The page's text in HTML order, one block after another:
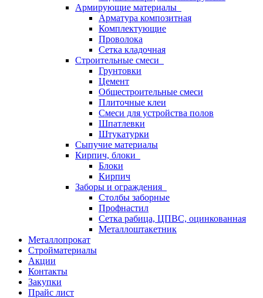
Армирующие материалы
Арматура композитная
Комплектующие
Проволока
Сетка кладочная
Строительные смеси
Грунтовки
Цемент
Общестроительные смеси
Плиточные клеи
Смеси для устройства полов
Шпатлевки
Штукатурки
Сыпучие материалы
Кирпич, блоки
Блоки
Кирпич
Заборы и ограждения
Столбы заборные
Профнастил
Сетка рабица, ЦПВС, оцинкованная
Металлоштакетник
Металлопрокат
Стройматериалы
Акции
Контакты
Закупки
Прайс лист